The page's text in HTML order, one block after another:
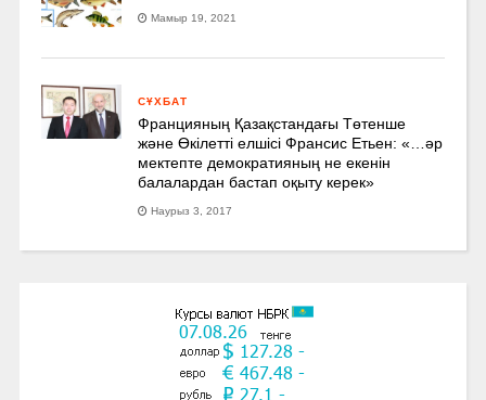
Мамыр 19, 2021
СҰХБАТ
Францияның Қазақстандағы Төтенше
және Өкілетті елшісі Франсис Етьен: «…әр
мектепте демократияның не екенін
балалардан бастап оқыту керек»
Наурыз 3, 2017